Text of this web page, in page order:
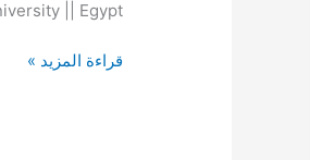
|| Egypt
الاندماج
وخفض
قراءة المزيد »